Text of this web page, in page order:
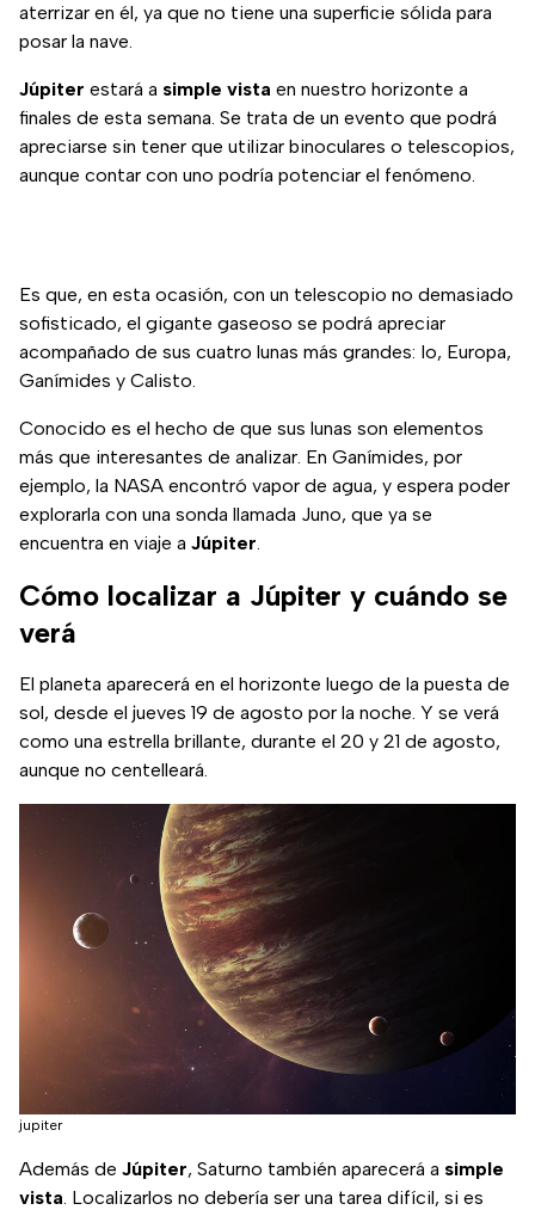
aterrizar en él, ya que no tiene una superficie sólida para
posar la nave.
Júpiter estará a simple vista en nuestro horizonte a
finales de esta semana. Se trata de un evento que podrá
apreciarse sin tener que utilizar binoculares o telescopios,
aunque contar con uno podría potenciar el fenómeno.
Es que, en esta ocasión, con un telescopio no demasiado
sofisticado, el gigante gaseoso se podrá apreciar
acompañado de sus cuatro lunas más grandes: Io, Europa,
Ganímides y Calisto.
Conocido es el hecho de que sus lunas son elementos
más que interesantes de analizar. En Ganímides, por
ejemplo, la NASA encontró vapor de agua, y espera poder
explorarla con una sonda llamada Juno, que ya se
encuentra en viaje a Júpiter.
Cómo localizar a Júpiter y cuándo se
verá
El planeta aparecerá en el horizonte luego de la puesta de
sol, desde el jueves 19 de agosto por la noche. Y se verá
como una estrella brillante, durante el 20 y 21 de agosto,
aunque no centelleará.
jupiter
Además de Júpiter, Saturno también aparecerá a simple
vista. Localizarlos no debería ser una tarea difícil, si es